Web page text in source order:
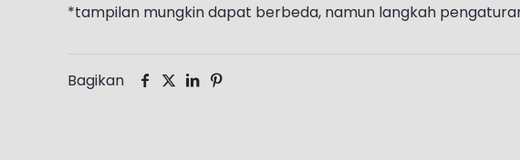
*tampilan mungkin dapat berbeda, namun langkah
Bagikan